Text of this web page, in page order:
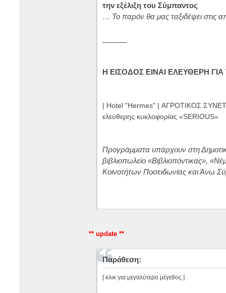
την εξέλιξη του Σύμπαντος
… Το παρόν θα μας ταξιδέψει στις
Η ΕΙΣΟΔΟΣ ΕΙΝΑΙ ΕΛΕΥΘΕΡΗ
| Hotel "Hermes" | ΑΓΡΟΤΙΚΟΣ
ελεύθερης κυκλοφορίας «SERIOUS»
Προγράμματα υπάρχουν στη
βιβλιοπωλείο «Βιβλιοπόντικας»,
Κοινοτήτων Ποσειδωνίας και Άνω
** update **
Παράθεση:
[ κλικ για μεγαλύτερο μέγεθος ]